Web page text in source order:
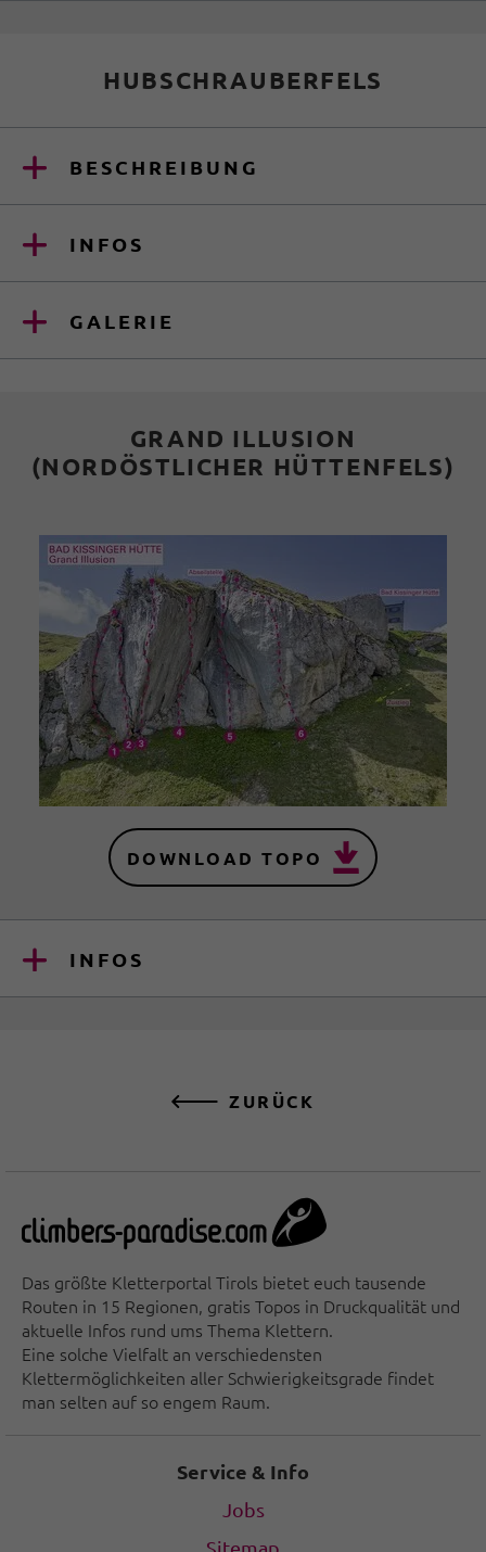
HUBSCHRAUBERFELS
BESCHREIBUNG
INFOS
GALERIE
GRAND ILLUSION
(NORDÖSTLICHER HÜTTENFELS)
DOWNLOAD TOPO
INFOS
ZURÜCK
Das größte Kletterportal Tirols bietet euch tausende
Routen in 15 Regionen, gratis Topos in Druckqualität und
aktuelle Infos rund ums Thema Klettern.
Eine solche Vielfalt an verschiedensten
Klettermöglichkeiten aller Schwierigkeitsgrade findet
man selten auf so engem Raum.
Service & Info
Jobs
Sitemap